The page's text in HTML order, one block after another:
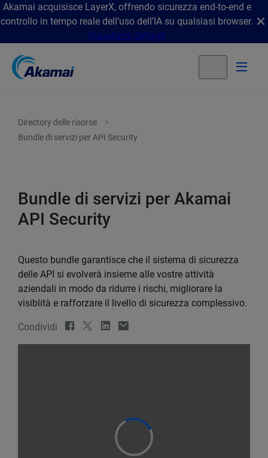
Akamai acquisisce LayerX, offrendo sicurezza end-to-end e
controllo in tempo reale dell’uso dell’IA su qualsiasi browser.
Visualizza dettagli
Directory delle risorse
Bundle di servizi per API Security
Bundle di servizi per Akamai
API Security
Questo bundle garantisce che il sistema di sicurezza
delle API si evolverà insieme alle vostre attività
aziendali in modo da ridurre i rischi, migliorare la
visiblità e rafforzare il livello di sicurezza complessivo.
Condividi